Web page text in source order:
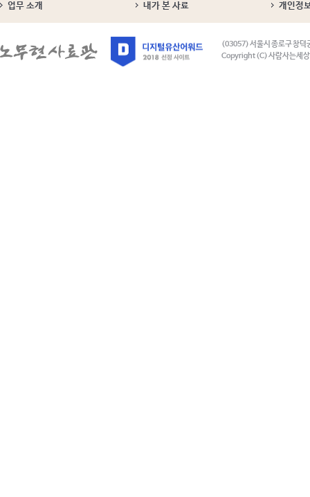
업무 소개
내가 본 사료 개인정
(03057) 서울시 종로구 창덕
Copyright (C) 사람사는세